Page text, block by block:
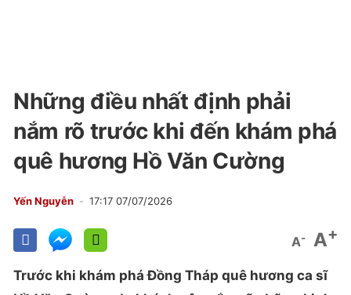
Những điều nhất định phải
nắm rõ trước khi đến khám phá
quê hương Hồ Văn Cường
Yến Nguyễn 17:17 07/07/2026
A- A+
Trước khi khám phá Đồng Tháp quê hương ca sĩ